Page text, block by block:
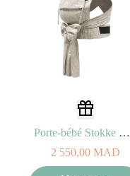
Porte-bébé Stokke Limas Carrier Plus (Beige valérien)
2 550,00 MAD